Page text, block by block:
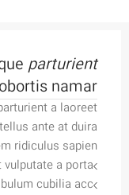
parturient
namar
a laoreet
ante at duira
ridiculus sapien.
a porta.
cubilia acc.